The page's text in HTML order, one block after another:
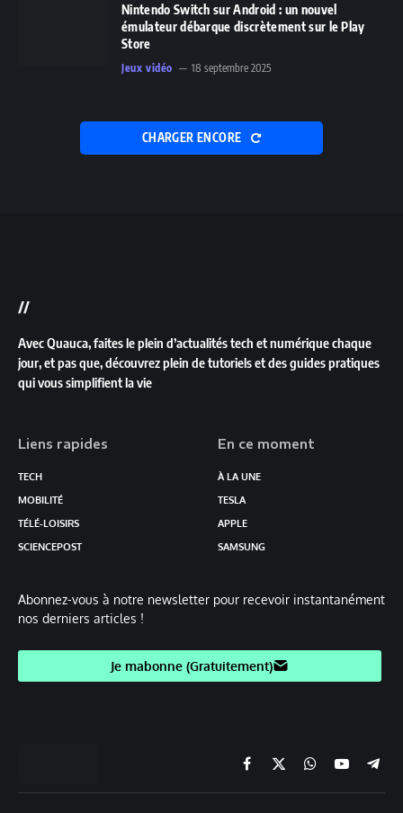
Nintendo Switch sur Android : un nouvel
émulateur débarque discrètement sur le Play
Store
Jeux vidéo 18 septembre 2025
CHARGER ENCORE
//
Avec Quauca, faites le plein d’actualités tech et numérique chaque
jour, et pas que, découvrez plein de tutoriels et des guides pratiques
qui vous simplifient la vie
Liens rapides
TECH
MOBILITÉ
TÉLÉ-LOISIRS
SCIENCEPOST
En ce moment
À LA UNE
TESLA
APPLE
SAMSUNG
Abonnez-vous à notre newsletter pour recevoir instantanément
nos derniers articles !
Je mabonne (Gratuitement)
Facebook
X
(Twitter)
Chaine
WhatsApp
YouTube